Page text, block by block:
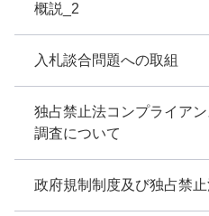
概説_2
入札談合問題への取組
独占禁止法コンプライア
調査について
政府規制制度及び独占禁